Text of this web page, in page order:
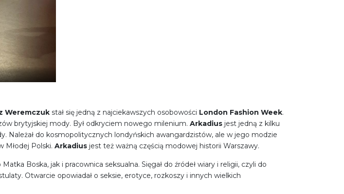
Weremczuk stał się jedną z najciekawszych osobowości London Fashion Week.
brytyjskiej mody. Był odkryciem nowego milenium. Arkadius jest jedną z kilku
Należał do kosmopolitycznych londyńskich awangardzistów, ale w jego modzie
Młodej Polski. Arkadius jest też ważną częścią modowej historii Warszawy.
Boska, jak i pracownica seksualna. Sięgał do źródeł wiary i religii, czyli do
Otwarcie opowiadał o seksie, erotyce, rozkoszy i innych wielkich